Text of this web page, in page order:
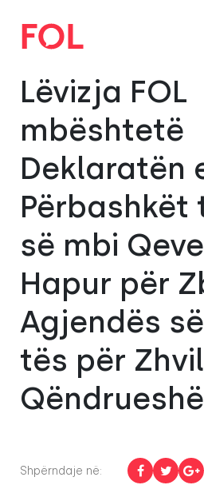
Lëvizja FOL
mbështetë
Deklaratën
Përbashkët
së mbi
Hapur për
Agjendës
tës për
Shpërndaje në: